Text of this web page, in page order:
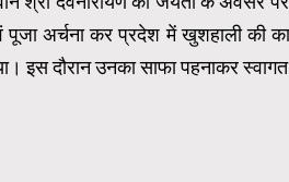
अर्चना कर प्रदेश में खुशहाली की
इस दौरान उनका साफा पहनाकर